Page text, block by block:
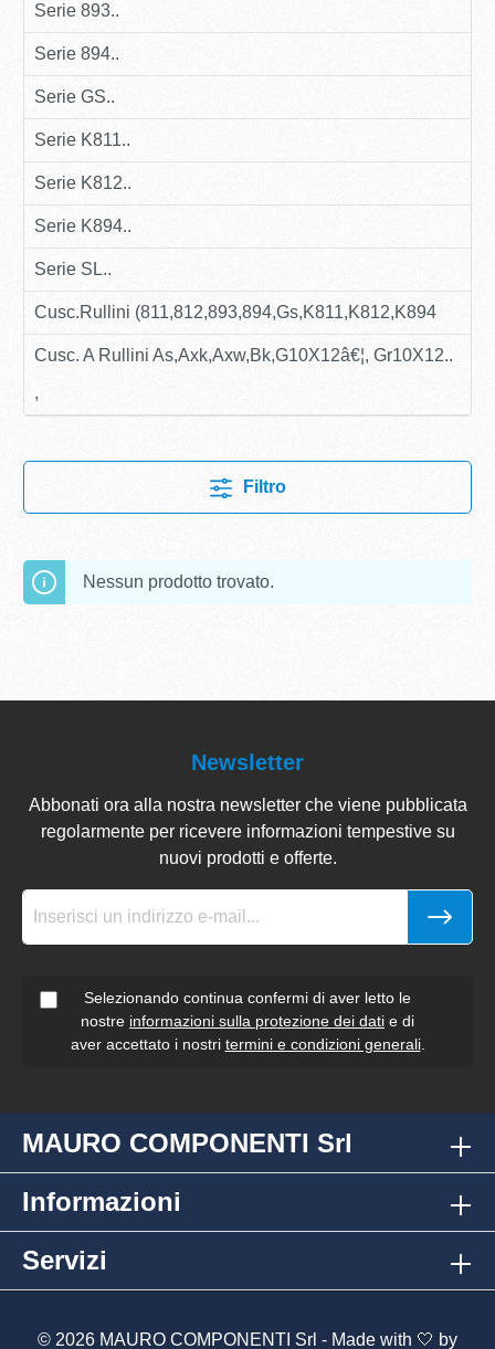
Serie 893..
Serie 894..
Serie GS..
Serie K811..
Serie K812..
Serie K894..
Serie SL..
Cusc.Rullini (811,812,893,894,Gs,K811,K812,K894
Cusc. A Rullini As,Axk,Axw,Bk,G10X12â€¦, Gr10X12..
,
Filtro
Nessun prodotto trovato.
Newsletter
Abbonati ora alla nostra newsletter che viene pubblicata
regolarmente per ricevere informazioni tempestive su
nuovi prodotti e offerte.
Selezionando continua confermi di aver letto le
nostre informazioni sulla protezione dei dati e di
aver accettato i nostri termini e condizioni generali.
MAURO COMPONENTI Srl
Informazioni
Servizi
© 2026 MAURO COMPONENTI Srl - Made with 🤍 by